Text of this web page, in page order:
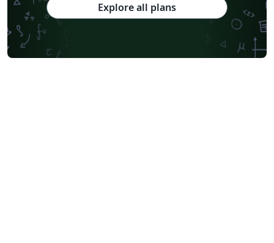
Explore all plans